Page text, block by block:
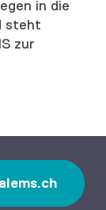
in die
steht
zur